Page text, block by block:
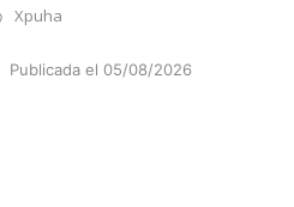
Xpuha
Publicada el 05/08/2026